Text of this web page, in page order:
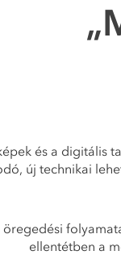
és a digitális
új technikai
ellentétben a